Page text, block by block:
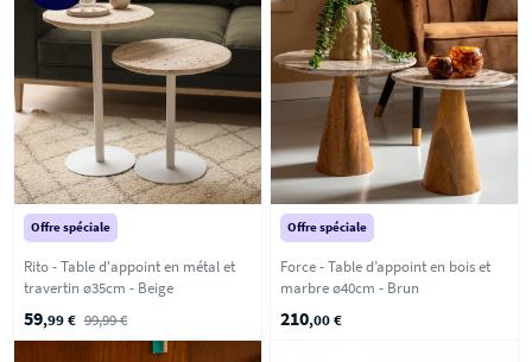
Offre spéciale
Rito - Table d'appoint en métal et
travertin ø35cm - Beige
59,99 € 99,99 €
Offre spéciale
Force - Table d’appoint en bois et
marbre ø40cm - Brun
210,00 €